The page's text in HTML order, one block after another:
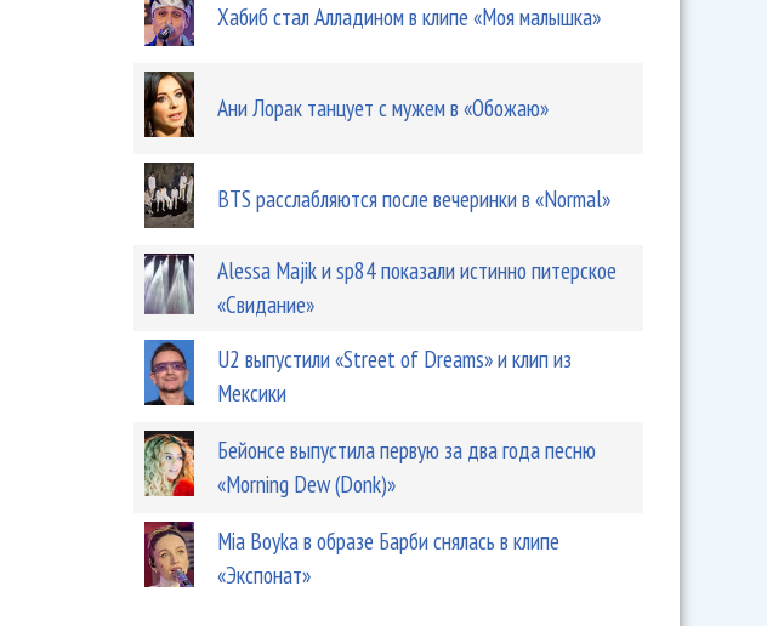
Хабиб стал Алладином в клипе «Моя малышка»
Ани Лорак танцует с мужем в «Обожаю»
BTS расслабляются после вечеринки в «Normal»
Alessa Majik и sp84 показали истинно питерское
«Свидание»
U2 выпустили «Street of Dreams» и клип из
Мексики
Бейонсе выпустила первую за два года песню
«Morning Dew (Donk)»
Mia Boyka в образе Барби снялась в клипе
«Экспонат»